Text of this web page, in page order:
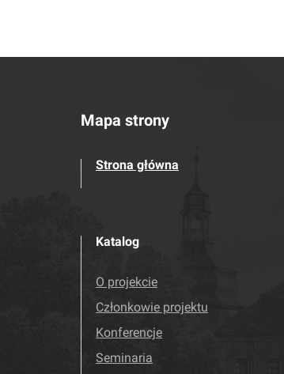
Mapa strony
Strona główna
Katalog
O projekcie
Członkowie projektu
Konferencje
Seminaria